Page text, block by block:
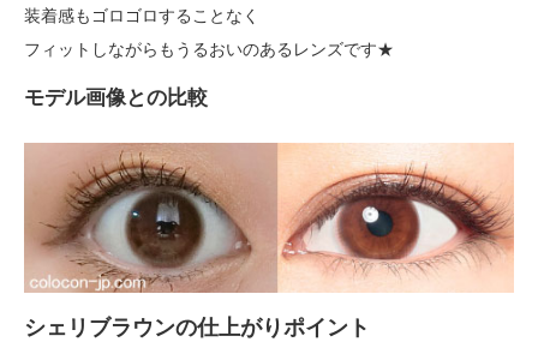
装着感もゴロゴロすることなく
フィットしながらもうるおいのあるレンズです★
モデル画像との比較
シェリブラウンの仕上がりポイント